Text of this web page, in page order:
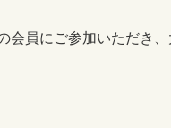
会員にご参加いただき